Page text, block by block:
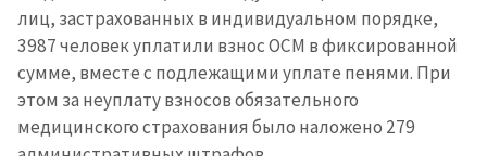
лиц, застрахованных в индивидуальном порядке,
3987 человек уплатили взнос ОСМ в фиксированной
сумме, вместе с подлежащими уплате пенями. При
этом за неуплату взносов обязательного
медицинского страхования было наложено 279